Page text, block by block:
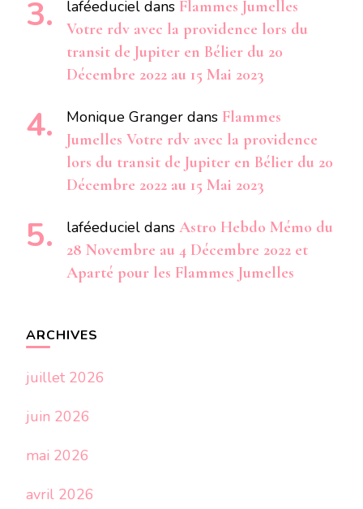
laféeduciel dans Flammes Jumelles
Votre rdv avec la providence lors du
transit de Jupiter en Bélier du 20
Décembre 2022 au 15 Mai 2023
Monique Granger dans Flammes
Jumelles Votre rdv avec la providence
lors du transit de Jupiter en Bélier du 20
Décembre 2022 au 15 Mai 2023
laféeduciel dans Astro Hebdo Mémo du
28 Novembre au 4 Décembre 2022 et
Aparté pour les Flammes Jumelles
ARCHIVES
juillet 2026
juin 2026
mai 2026
avril 2026